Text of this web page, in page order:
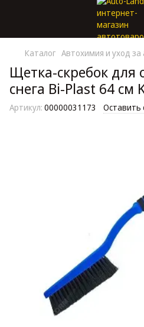
Каталог Автохимия и уход за
Щетка-скребок для
снега Bi-Plast 64 см
Артикул: 00000031173 Оставить